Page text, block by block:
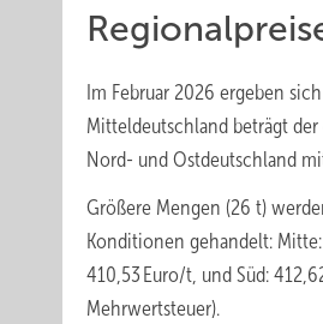
Im Februar 2026 ergeben
Mitteldeutschland beträgt
Nord- und Ostdeutschland
Größere Mengen (26 t)
Konditionen gehandelt:
410,53 Euro/t, und Süd:
Mehrwertsteuer).